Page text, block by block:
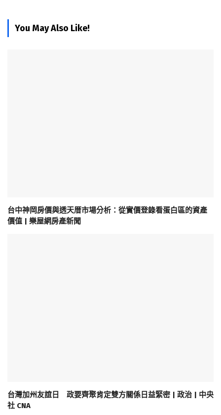
You May Also Like!
台中神岡房價與透天厝市場分析：從實價登錄看蛋白區的資產
價值 | 樂屋網房產新聞
台灣加州友誼日 政要齊聚肯定雙方關係日益緊密 | 政治 | 中央
社 CNA